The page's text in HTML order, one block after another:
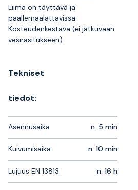
Liima on täyttävä ja
päällemaalattavissa
Kosteudenkestävä (ei jatkuvaan
vesirasitukseen)
Tekniset
tiedot:
Asennusaika n. 5 min
Kuivumisaika n. 10 min
Lujuus EN 13813 n. 16 h